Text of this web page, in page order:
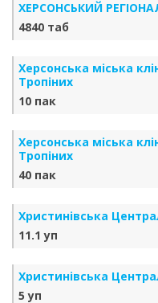
ХЕРСОНСЬКИЙ
4840 таб
Херсонська міська
Тропіних
10 пак
Херсонська міська
Тропіних
40 пак
Христинівська
11.1 уп
Христинівська
5 уп